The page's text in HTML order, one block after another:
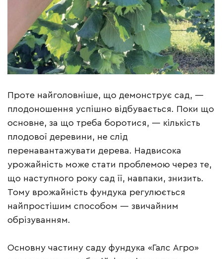
Проте найголовніше, що демонструє сад, —
плодоношення успішно відбувається. Поки що
основне, за що треба боротися, — кількість
плодової деревини, не слід
перенавантажувати дерева. Надвисока
урожайність може стати проблемою через те,
що наступного року сад її, навпаки, знизить.
Тому врожайність фундука регулюється
найпростішим способом — звичайним
обрізуванням.
Основну частину саду фундука «Галс Агро»